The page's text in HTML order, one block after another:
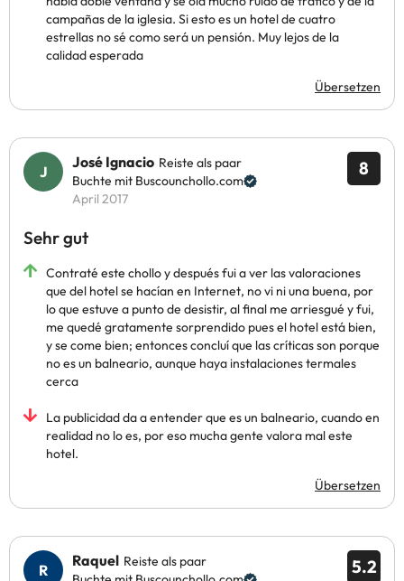
campañas de la iglesia. Si esto es un hotel de cuatro
estrellas no sé como será un pensión. Muy lejos de la
calidad esperada
Übersetzen
8
José Ignacio Reiste als paar
Buchte mit Buscounchollo.com
April 2017
Sehr gut
Contraté este chollo y después fui a ver las valoraciones
que del hotel se hacían en Internet, no vi ni una buena, por
lo que estuve a punto de desistir, al final me arriesgué y fui,
me quedé gratamente sorprendido pues el hotel está bien,
y se come bien; entonces concluí que las críticas son porque
no es un balneario, aunque haya instalaciones termales
cerca
La publicidad da a entender que es un balneario, cuando en
realidad no lo es, por eso mucha gente valora mal este
hotel.
Übersetzen
5.2
Raquel Reiste als paar